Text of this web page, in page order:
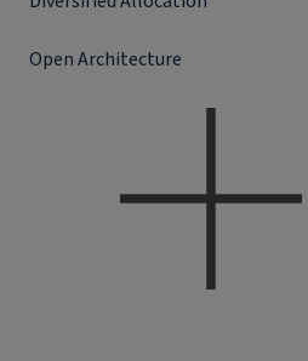
Open Architecture